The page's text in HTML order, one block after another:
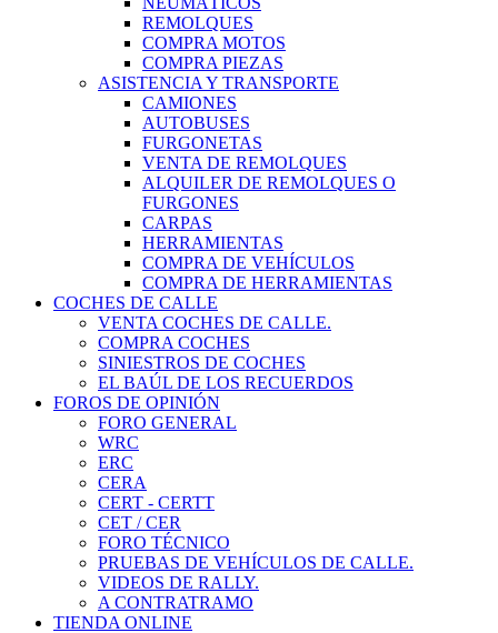
REMOLQUES
COMPRA MOTOS
COMPRA PIEZAS
ASISTENCIA Y TRANSPORTE
CAMIONES
AUTOBUSES
FURGONETAS
VENTA DE REMOLQUES
ALQUILER DE REMOLQUES O
FURGONES
CARPAS
HERRAMIENTAS
COMPRA DE VEHÍCULOS
COMPRA DE HERRAMIENTAS
COCHES DE CALLE
VENTA COCHES DE CALLE.
COMPRA COCHES
SINIESTROS DE COCHES
EL BAÚL DE LOS RECUERDOS
FOROS DE OPINIÓN
FORO GENERAL
WRC
ERC
CERA
CERT - CERTT
CET / CER
FORO TÉCNICO
PRUEBAS DE VEHÍCULOS DE CALLE.
VIDEOS DE RALLY.
A CONTRATRAMO
TIENDA ONLINE